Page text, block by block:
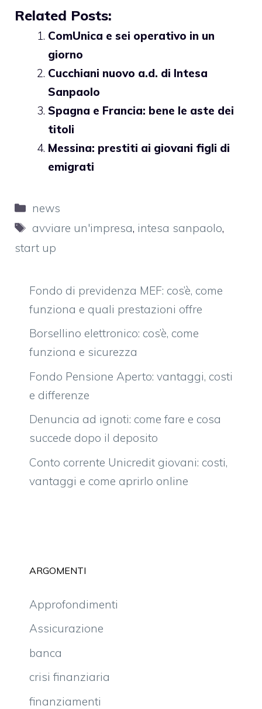
Related Posts:
ComUnica e sei operativo in un
giorno
Cucchiani nuovo a.d. di Intesa
Sanpaolo
Spagna e Francia: bene le aste dei
titoli
Messina: prestiti ai giovani figli di
emigrati
Categorie
news
Tag
avviare un'impresa, intesa sanpaolo,
start up
Fondo di previdenza MEF: cos’è, come
funziona e quali prestazioni offre
Borsellino elettronico: cos’è, come
funziona e sicurezza
Fondo Pensione Aperto: vantaggi, costi
e differenze
Denuncia ad ignoti: come fare e cosa
succede dopo il deposito
Conto corrente Unicredit giovani: costi,
vantaggi e come aprirlo online
ARGOMENTI
Approfondimenti
Assicurazione
banca
crisi finanziaria
finanziamenti